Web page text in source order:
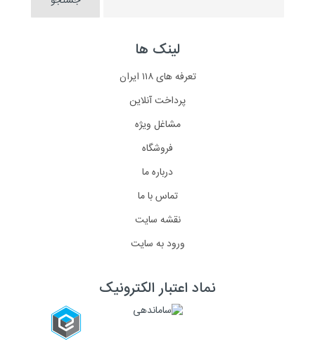
لینک ها
تعرفه های ۱۱۸ ایران
پرداخت آنلاین
مشاغل ویژه
فروشگاه
درباره ما
تماس با ما
نقشه سایت
ورود به سایت
نماد اعتبار الکترونیک